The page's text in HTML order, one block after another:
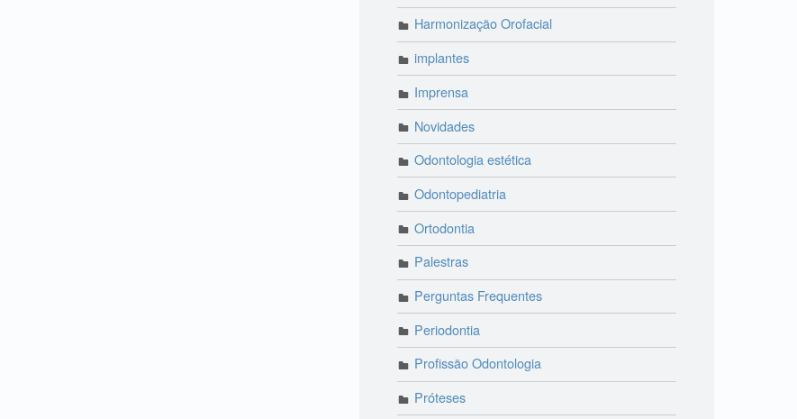
Harmonização Orofacial
implantes
Imprensa
Novidades
Odontologia estética
Odontopediatria
Ortodontia
Palestras
Perguntas Frequentes
Periodontia
Profissão Odontologia
Próteses